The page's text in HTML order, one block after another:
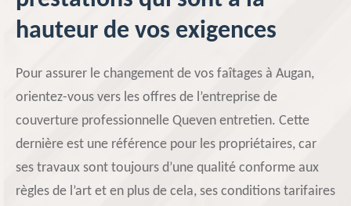
hauteur de vos exigences
Pour assurer le changement de vos faîtages à Augan,
orientez-vous vers les offres de l’entreprise de
couverture professionnelle Queven entretien. Cette
dernière est une référence pour les propriétaires, car
ses travaux sont toujours d’une qualité conforme aux
règles de l’art et en plus de cela, ses conditions tarifaires